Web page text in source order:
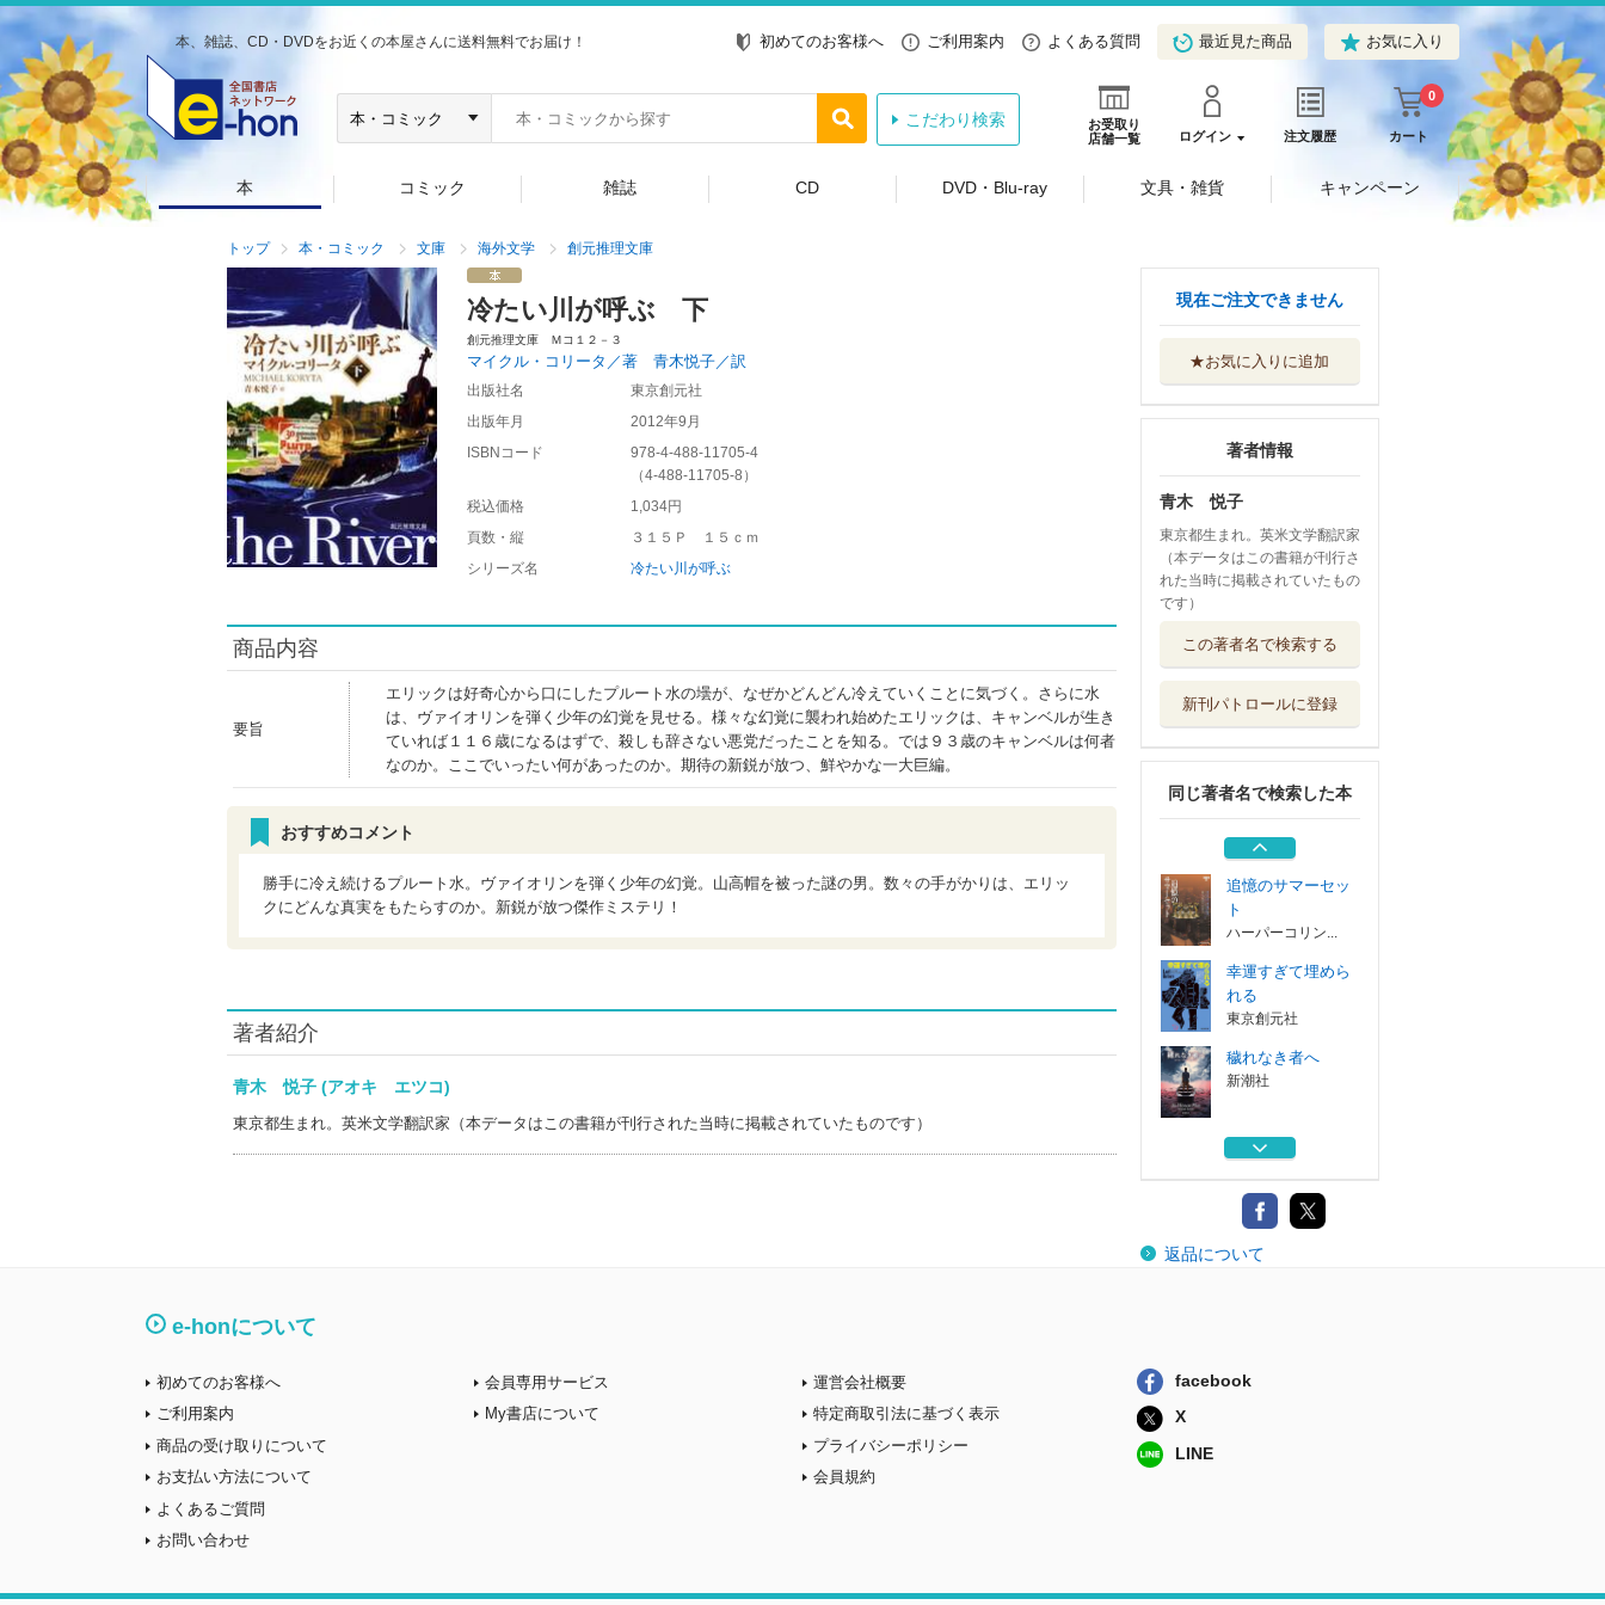
本、雑誌、CD・DVDをお近くの本屋さんに送料無料でお届け！ 初めてのお客様へ ご利用案内 よくある質問 最近見た商品 お気に入り
お受取り
店舗一覧
ログイン 注文履歴 カート
0
こだわり検索
本 コミック 雑誌 CD DVD・Blu-ray 文具・雑貨 キャンペーン
トップ 本・コミック 文庫 海外文学 創元推理文庫
冷たい川が呼ぶ 下
創元推理文庫 Ｍコ１２－３
マイクル・コリータ／著 青木悦子／訳
出版社名
東京創元社
出版年月
2012年9月
ISBNコード
978-4-488-11705-4
（4-488-11705-8 ）
税込価格
1,034円
頁数・縦
３１５Ｐ １５ｃｍ
シリーズ名
冷たい川が呼ぶ
商品内容
要旨
エリックは好奇心から口にしたプルート水の壜が、なぜかどんどん冷えていくことに気づく。さらに水
は、ヴァイオリンを弾く少年の幻覚を見せる。様々な幻覚に襲われ始めたエリックは、キャンベルが生き
ていれば１１６歳になるはずで、殺しも辞さない悪党だったことを知る。では９３歳のキャンベルは何者
なのか。ここでいったい何があったのか。期待の新鋭が放つ、鮮やかな一大巨編。
おすすめコメント
勝手に冷え続けるプルート水。ヴァイオリンを弾く少年の幻覚。山高帽を被った謎の男。数々の手がかりは、エリッ
クにどんな真実をもたらすのか。新鋭が放つ傑作ミステリ！
著者紹介
青木 悦子 (アオキ エツコ)
東京都生まれ。英米文学翻訳家（本データはこの書籍が刊行された当時に掲載されていたものです）
現在ご注文できません
★お気に入りに追加
著者情報
青木 悦子
東京都生まれ。英米文学翻訳家
（本データはこの書籍が刊行さ
れた当時に掲載されていたもの
です）
この著者名で検索する
新刊パトロールに登録
同じ著者名で検索した本
新潮社
真夏の夜の悲劇
悪人すぎて憎めな
い
東京創元社
追憶のサマーセッ
ト
ハーパーコリン...
幸運すぎて埋めら
れる
東京創元社
穢れなき者へ
新潮社
真夏の夜の悲劇
悪人すぎて憎めな
い
ハーパーコリン...
返品について
e-honについて
初めてのお客様へ
ご利用案内
商品の受け取りについて
お支払い方法について
よくあるご質問
お問い合わせ
会員専用サービス
My書店について
運営会社概要
特定商取引法に基づく表示
プライバシーポリシー
会員規約
facebook
X
LINE